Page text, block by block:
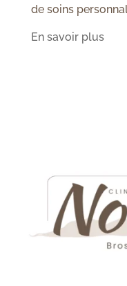
de soins
En savoir plus